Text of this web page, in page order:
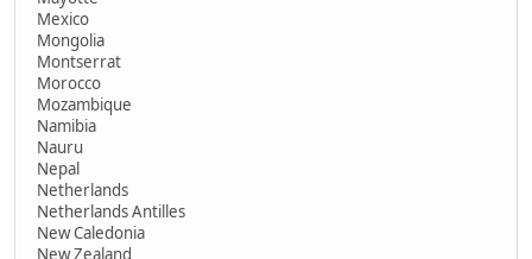
Mexico
Mongolia
Montserrat
Morocco
Mozambique
Namibia
Nauru
Nepal
Netherlands
Netherlands Antilles
New Caledonia